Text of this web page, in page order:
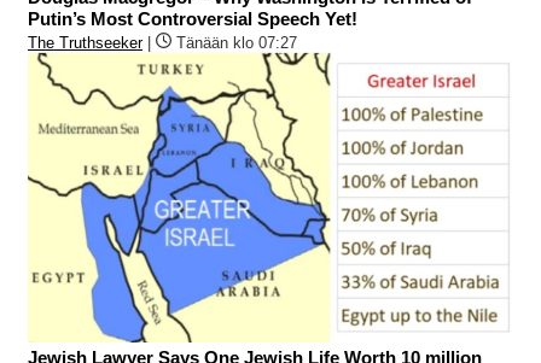
Putin’s Most Controversial Speech Yet!
The Truthseeker| Tänään klo 07:27
Jewish Lawyer Says One Jewish Life Worth 10 million